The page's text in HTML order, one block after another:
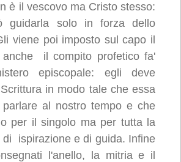
è il vescovo ma Cristo stesso:
guidarla solo in forza dello
viene poi imposto sul capo il
anche il compito profetico fa'
episcopale: egli deve
in modo tale che essa
al nostro tempo e che
per il singolo ma per tutta la
di ispirazione e di guida. Infine
l'anello, la mitria e il